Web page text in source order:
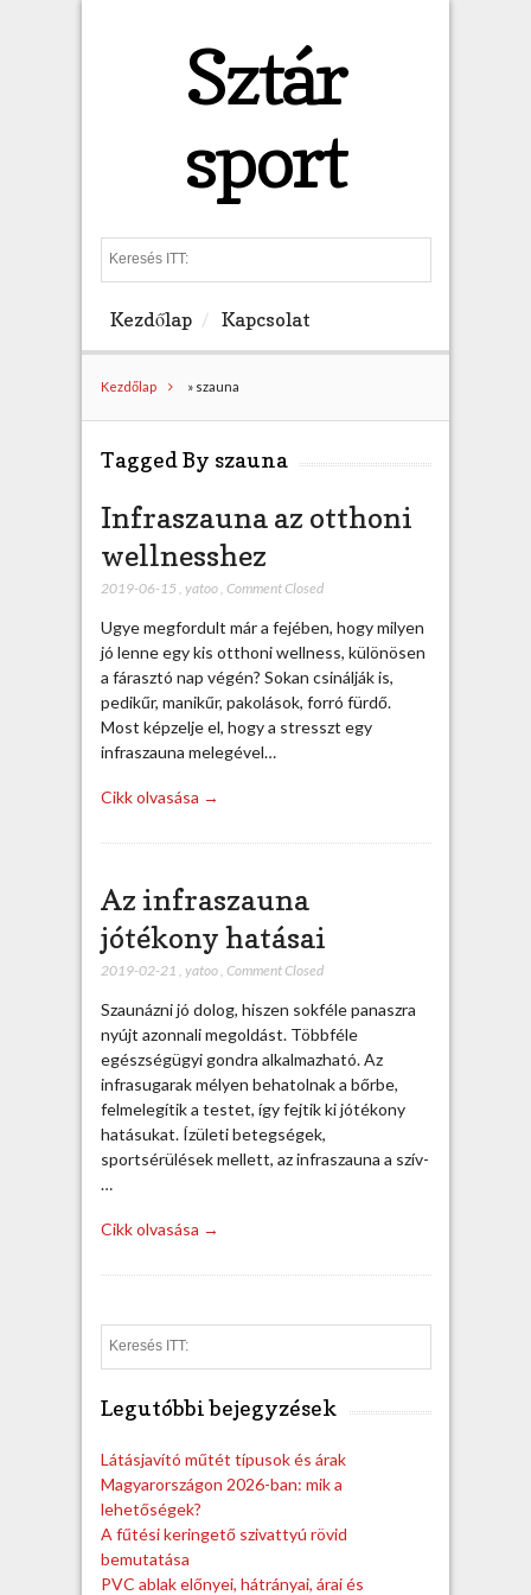
Sztár
sport
e
h
Kezdőlap Kapcsolat
Kezdőlap » szauna
Tagged By szauna
Infraszauna az otthoni
wellnesshez
2019-06-15 yatoo, Comment Closed
Ugye megfordult már a fejében, hogy milyen
jó lenne egy kis otthoni wellness, különösen
a fárasztó nap végén? Sokan csinálják is,
pedikűr, manikűr, pakolások, forró fürdő.
Most képzelje el, hogy a stresszt egy
infraszauna melegével…
Cikk olvasása →
Az infraszauna
jótékony hatásai
2019-02-21 yatoo, Comment Closed
Szaunázni jó dolog, hiszen sokféle panaszra
nyújt azonnali megoldást. Többféle
egészségügyi gondra alkalmazható. Az
infrasugarak mélyen behatolnak a bőrbe,
felmelegítik a testet, így fejtik ki jótékony
hatásukat. Ízületi betegségek,
sportsérülések mellett, az infraszauna a szív-
…
Cikk olvasása →
e
Legutóbbi bejegyzések
Látásjavító műtét típusok és árak
Magyarországon 2026-ban: mik a
lehetőségek?
A fűtési keringető szivattyú rövid
bemutatása
PVC ablak előnyei, hátrányai, árai és